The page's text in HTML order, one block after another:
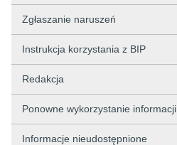
Zgłaszanie naruszeń
Instrukcja korzystania z BIP
Redakcja
Ponowne wykorzystanie informacji
Informacje nieudostępnione